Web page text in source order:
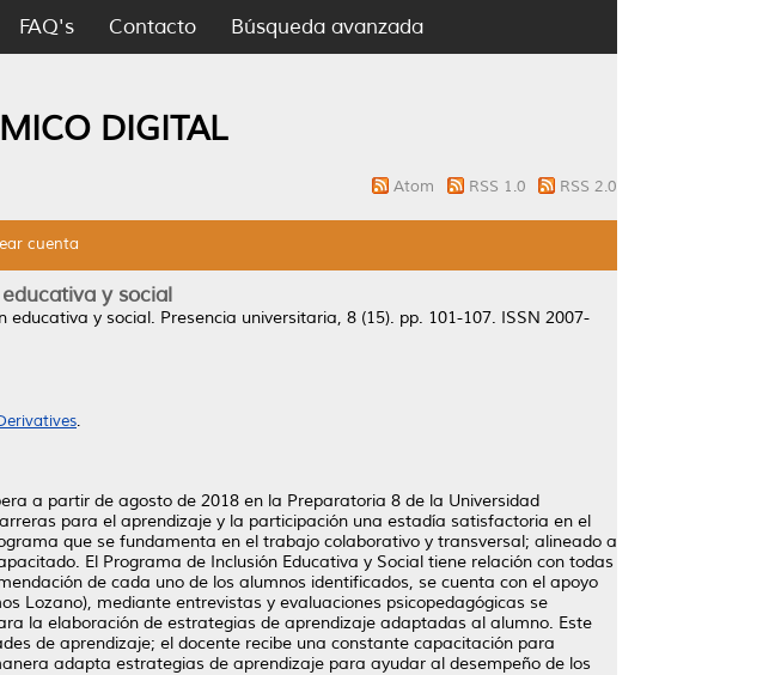
FAQ's Contacto Búsqueda avanzada
DIGITAL
Atom RSS 1.0 RSS 2.0
cuenta
y social
educativa y social. Presencia universitaria, 8 (15). pp. 101-107. ISSN 2007-
.
a partir de agosto de 2018 en la Preparatoria 8 de la Universidad
para el aprendizaje y la participación una estadía satisfactoria en el
que se fundamenta en el trabajo colaborativo y transversal; alineado a
El Programa de Inclusión Educativa y Social tiene relación con todas
de cada uno de los alumnos identificados, se cuenta con el apoyo
Lozano), mediante entrevistas y evaluaciones psicopedagógicas se
la elaboración de estrategias de aprendizaje adaptadas al alumno. Este
de aprendizaje; el docente recibe una constante capacitación para
adapta estrategias de aprendizaje para ayudar al desempeño de los